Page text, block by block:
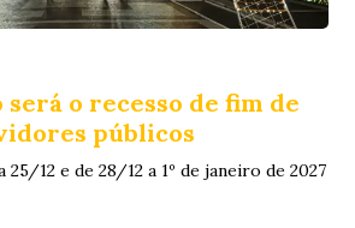
será o recesso de fim de
públicos
25/12 e de 28/12 a 1º de janeiro de 2027